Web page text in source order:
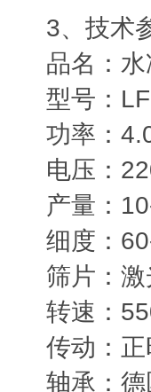
3、技术
品名：
型号：
功率：
电压：
产量：
细度：
筛片：
转速：
传动：
轴承：